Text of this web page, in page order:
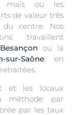
mais où les
de valeur très
du centre. Nos
travaillent
ou la
Saône, en
et les locaux
méthode par
par les taux